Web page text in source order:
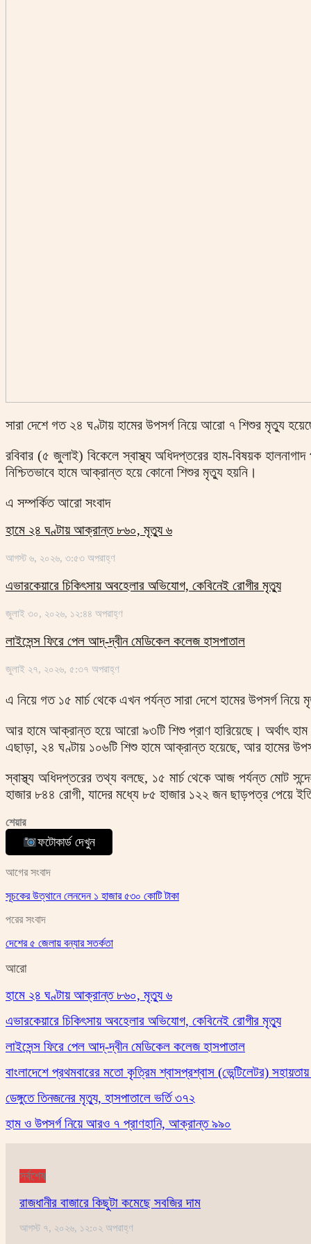
সারা দেশে গত ২৪ ঘণ্টায় হামের উপসর্গ নিয়ে আরো ৭ শিশুর মৃত্যু
রবিবার (৫ জুলাই) বিকেলে স্বাস্থ্য অধিদপ্তরের হাম-বিষয়ক
নিশ্চিতভাবে হামে আক্রান্ত হয়ে কোনো শিশুর মৃত্যু হয়নি।
এ সম্পর্কিত আরো সংবাদ
হামে ২৪ ঘণ্টায় আক্রান্ত ৮৬০, মৃত্যু ৬
আগস্ট ৬, ২০২৬, ৩:৫৩ অপরাহ্ণ
এভারকেয়ারে চিকিৎসায় অবহেলার অভিযোগ, কেবিনেই রোগীর মৃত্যু
জুলাই ৩০, ২০২৬, ১২:৪৪ অপরাহ্ণ
লাইসেন্স ফিরে পেল আদ্-দ্বীন মেডিকেল কলেজ হাসপাতাল
জুলাই ২৭, ২০২৬, ৫:৩৭ অপরাহ্ণ
এ নিয়ে গত ১৫ মার্চ থেকে এখন পর্যন্ত সারা দেশে হামের উপসর্গ
আর হামে আক্রান্ত হয়ে আরো ৯৩টি শিশু প্রাণ হারিয়েছে। অর্থাৎ
এছাড়া, ২৪ ঘণ্টায় ১০৬টি শিশু হামে আক্রান্ত হয়েছে, আর হামের
স্বাস্থ্য অধিদপ্তরের তথ্য বলছে, ১৫ মার্চ থেকে আজ পর্যন্ত মোট
হাজার ৮৪৪ রোগী, যাদের মধ্যে ৮৫ হাজার ১২২ জন ছাড়পত্র পেয়ে
শেয়ার
ফটোকার্ড দেখুন
আগের সংবাদ
সূচকের উত্থানে লেনদেন ১ হাজার ৫৩০ কোটি টাকা
পরের সংবাদ
দেশের ৫ জেলায় বন্যার সতর্কতা
আরো
হামে ২৪ ঘণ্টায় আক্রান্ত ৮৬০, মৃত্যু ৬
এভারকেয়ারে চিকিৎসায় অবহেলার অভিযোগ, কেবিনেই রোগীর মৃত্যু
লাইসেন্স ফিরে পেল আদ্-দ্বীন মেডিকেল কলেজ হাসপাতাল
বাংলাদেশে প্রথমবারের মতো কৃত্রিম শ্বাসপ্রশ্বাস (ভেন্টিলেটর)
ডেঙ্গুতে তিনজনের মৃত্যু, হাসপাতালে ভর্তি ৩৭২
হাম ও উপসর্গ নিয়ে আরও ৭ প্রাণহানি, আক্রান্ত ৯৯০
সর্বশেষ
রাজধানীর বাজারে কিছুটা কমেছে সবজির দাম
আগস্ট ৭, ২০২৬, ১২:০২ অপরাহ্ণ